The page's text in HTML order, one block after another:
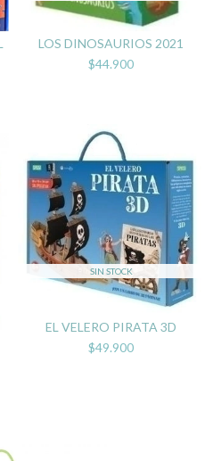
LOS DINOSAURIOS 2021
$44.900
SIN STOCK
EL VELERO PIRATA 3D
$49.900